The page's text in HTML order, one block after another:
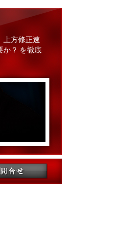
上方修正速
か？ を徹底